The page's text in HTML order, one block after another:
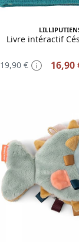
Livre intéractif
19,90 € 16,90